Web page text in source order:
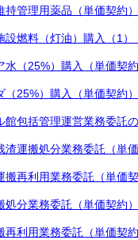
持管理用薬品（単価契約）
設燃料（灯油）購入（1）
水（25%）購入（単価契約
（25%）購入（単価契約）
館包括管理運営業務委託
渣運搬処分業務委託（単価
搬再利用業務委託（単価契
処分業務委託（単価契約）
再利用業務委託（単価契約